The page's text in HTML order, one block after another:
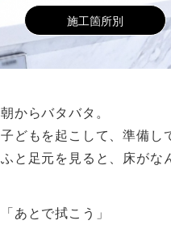
施工箇所別
朝からバタバタ。
子どもを起こして、準備
ふと足元を見ると、床がな
「あとで拭こう」